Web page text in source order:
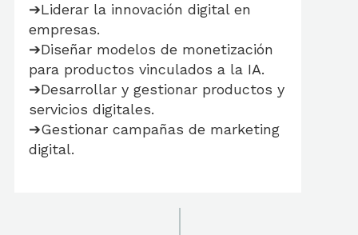
➔Liderar la innovación digital en
empresas.
➔Diseñar modelos de monetización
para productos vinculados a la IA.
➔Desarrollar y gestionar productos y
servicios digitales.
➔Gestionar campañas de marketing
digital.